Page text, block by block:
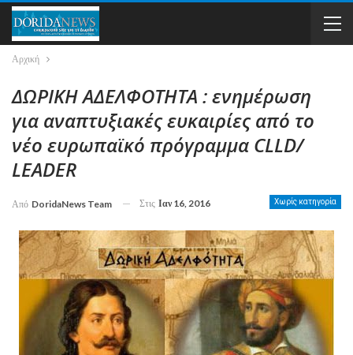
Αρχική
ΔΩΡΙΚΗ ΑΔΕΛΦΟΤΗΤΑ : ενημέρωση
για αναπτυξιακές ευκαιρίες από το
νέο ευρωπαϊκό πρόγραμμα CLLD/
LEADER
Χωρίς κατηγορία
Από DoridaNews Team Στις Ιαν 16, 2016